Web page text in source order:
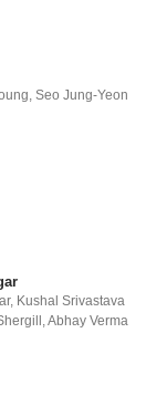
,Seo Jung-Yeon
, Kushal Srivastava
,Abhay Verma